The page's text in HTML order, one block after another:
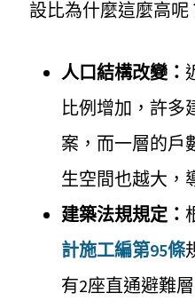
設比為什麼這麼高呢
人口結構改變：
比例增加，許多
案，而一層的戶
生空間也越大，
建築法規規定：
計施工編第95條
有2座直通避難